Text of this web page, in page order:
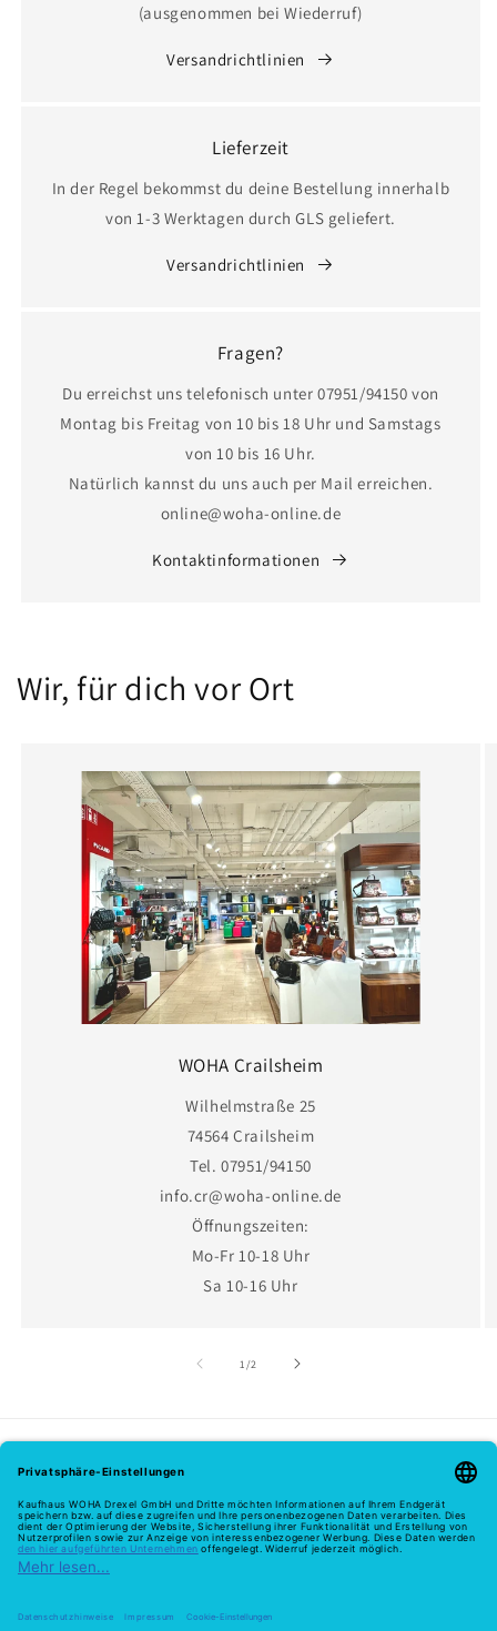
(ausgenommen bei Wiederruf)
Versandrichtlinien
Lieferzeit
In der Regel bekommst du deine Bestellung innerhalb
von 1-3 Werktagen durch GLS geliefert.
Versandrichtlinien
Fragen?
Du erreichst uns telefonisch unter 07951/94150 von
Montag bis Freitag von 10 bis 18 Uhr und Samstags
von 10 bis 16 Uhr.
Natürlich kannst du uns auch per Mail erreichen.
online@woha-online.de
Kontaktinformationen
Wir, für dich vor Ort
WOHA Crailsheim
Wilhelmstraße 25
74564 Crailsheim
Tel. 07951/94150
info.cr@woha-online.de
Öffnungszeiten:
Mo-Fr 10-18 Uhr
Sa 10-16 Uhr
1/von
2
E-Mail
Zahlungsmethoden